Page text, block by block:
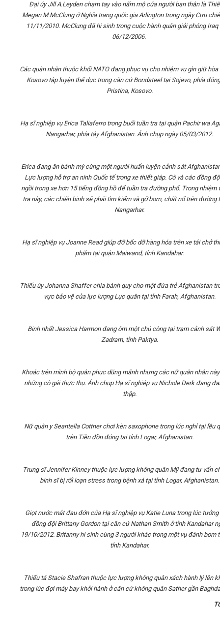
Đại úy Jill A.Leyden chạm tay vào nấm mộ của người bạn thân là
Megan M.McClung ở Nghĩa trang quốc gia Arlington trong ngày Cựu
11/11/2010. McClung đã hi sinh trong cuộc hành quân giải phóng Iraq
06/12/2006.
Các quân nhân thuộc khối NATO đang phục vụ cho nhiệm vụ gìn giữ hòa
Kosovo tập luyện thể dục trong căn cứ Bondsteel tại Sojevo, phía
Pristina, Kosovo.
Hạ sĩ nghiệp vụ Erica Taliaferro trong buổi tuần tra tại quận Pachir wa
Nangarhar, phía tây Afghanistan. Ảnh chụp ngày 05/03/2012.
Erica đang ăn bánh mỳ cùng một người huấn luyện cảnh sát
Lực lượng hỗ trợ an ninh Quốc tế trong xe thiết giáp. Cô và các đồng
ngồi trong xe hơn 15 tiếng đồng hồ để tuần tra đường phố. Trong nhiệm
tra này, các chiến binh sẽ phải tìm kiếm và gỡ bom, chất nổ trên đường
Nangarhar.
Hạ sĩ nghiệp vụ Joanne Read giúp đỡ bốc dỡ hàng hóa trên xe tải chở
phẩm tại quận Maiwand, tỉnh Kandahar.
Thiếu úy Johanna Shaffer chia bánh quy cho một đứa trẻ Afghanistan
vực bảo vệ của lực lượng Lục quân tại tỉnh Farah, Afghanistan.
Binh nhất Jessica Harmon đang ôm một chú công tại trạm cảnh sát
Zadram, tỉnh Paktya.
Khoác trên mình bộ quân phục dũng mãnh nhưng các nữ quân nhân
những cô gái thực thụ. Ảnh chụp Hạ sĩ nghiệp vụ Nichole Derk đang
thập.
Nữ quân y Seantella Cottner chơi kèn saxophone trong lúc nghỉ tại lều
trên Tiền đồn đóng tại tỉnh Logar, Afghanistan.
Trung sĩ Jennifer Kinney thuộc lực lượng không quân Mỹ đang tư vấn
binh sĩ bị rối loạn stress trong bệnh xá tại tỉnh Logar, Afghanistan.
Giọt nước mắt đau đớn của Hạ sĩ nghiệp vụ Katie Luna trong lúc
đồng đội Brittany Gordon tại căn cứ Nathan Smith ở tỉnh Kandahar
19/10/2012. Britanny hi sinh cùng 3 người khác trong một vụ đánh bom
tỉnh Kandahar.
Thiếu tá Stacie Shafran thuộc lực lượng không quân xách hành lý lên
trong lúc đợi máy bay khởi hành ở căn cứ không quân Sather gần